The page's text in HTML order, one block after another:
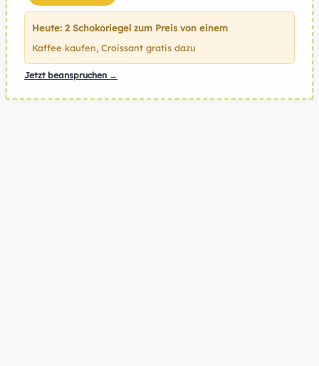
Heute: 2 Schokoriegel zum Preis von einem
Kaffee kaufen, Croissant gratis dazu
Jetzt beanspruchen →